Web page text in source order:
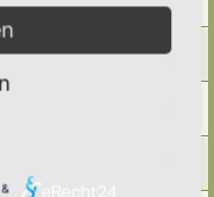
10:16
umziehen
umziehen
10:33
&